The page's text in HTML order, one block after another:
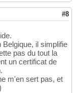
#8
il simplifie
pas du tout la
un certificat de
m'en sert pas, et